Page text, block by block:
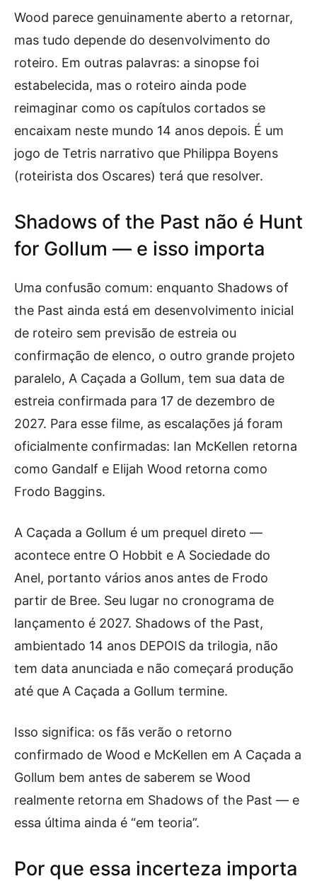
Wood parece genuinamente aberto a retornar,
mas tudo depende do desenvolvimento do
roteiro. Em outras palavras: a sinopse foi
estabelecida, mas o roteiro ainda pode
reimaginar como os capítulos cortados se
encaixam neste mundo 14 anos depois. É um
jogo de Tetris narrativo que Philippa Boyens
(roteirista dos Oscares) terá que resolver.
Shadows of the Past não é Hunt
for Gollum — e isso importa
Uma confusão comum: enquanto Shadows of
the Past ainda está em desenvolvimento inicial
de roteiro sem previsão de estreia ou
confirmação de elenco, o outro grande projeto
paralelo, A Caçada a Gollum, tem sua data de
estreia confirmada para 17 de dezembro de
2027. Para esse filme, as escalações já foram
oficialmente confirmadas: Ian McKellen retorna
como Gandalf e Elijah Wood retorna como
Frodo Baggins.
A Caçada a Gollum é um prequel direto —
acontece entre O Hobbit e A Sociedade do
Anel, portanto vários anos antes de Frodo
partir de Bree. Seu lugar no cronograma de
lançamento é 2027. Shadows of the Past,
ambientado 14 anos DEPOIS da trilogia, não
tem data anunciada e não começará produção
até que A Caçada a Gollum termine.
Isso significa: os fãs verão o retorno
confirmado de Wood e McKellen em A Caçada a
Gollum bem antes de saberem se Wood
realmente retorna em Shadows of the Past — e
essa última ainda é “em teoria”.
Por que essa incerteza importa